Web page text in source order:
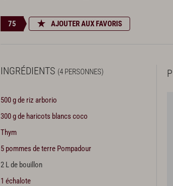
75 AJOUTER AUX FAVORIS
INGRÉDIENTS (4 PERSONNES)
500 g de riz arborio
300 g de haricots blancs coco
Thym
5 pommes de terre Pompadour
2 L de bouillon
1 échalote